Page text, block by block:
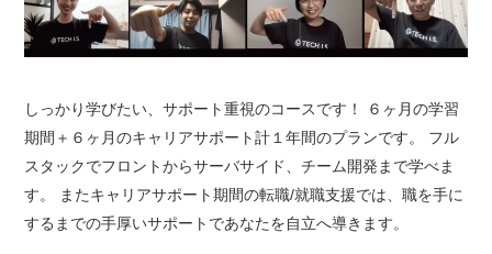
しっかり学びたい、サポート重視のコースです！ ６ヶ月の学習
期間＋６ヶ月のキャリアサポート計１年間のプランです。 フル
スタックでフロントからサーバサイド、チーム開発まで学べま
す。 またキャリアサポート期間の転職/就職支援では、職を手に
するまでの手厚いサポートであなたを自立へ導きます。